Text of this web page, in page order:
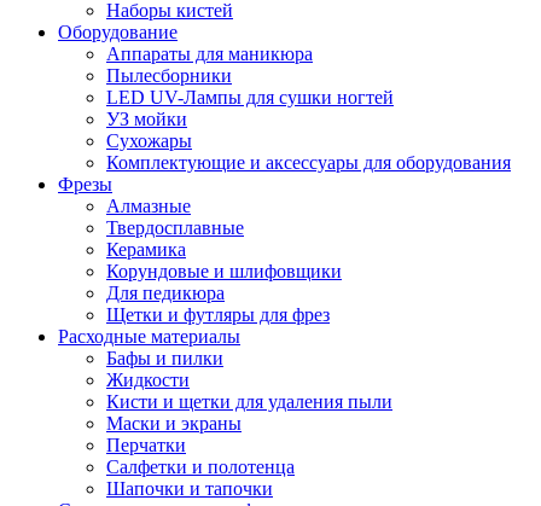
Наборы кистей
Оборудование
Аппараты для маникюра
Пылесборники
LED UV-Лампы для сушки ногтей
УЗ мойки
Сухожары
Комплектующие и аксессуары для оборудования
Фрезы
Алмазные
Твердосплавные
Керамика
Корундовые и шлифовщики
Для педикюра
Щетки и футляры для фрез
Расходные материалы
Бафы и пилки
Жидкости
Кисти и щетки для удаления пыли
Маски и экраны
Перчатки
Салфетки и полотенца
Шапочки и тапочки